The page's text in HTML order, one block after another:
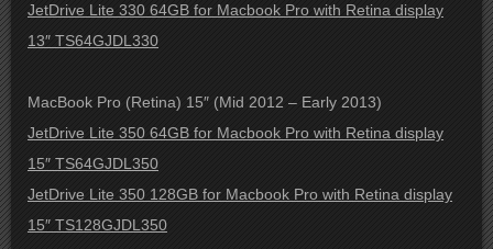
JetDrive Lite 330 64GB for Macbook Pro with Retina display
13″ TS64GJDL330
MacBook Pro (Retina) 15″ (Mid 2012 – Early 2013)
JetDrive Lite 350 64GB for Macbook Pro with Retina display
15″ TS64GJDL350
JetDrive Lite 350 128GB for Macbook Pro with Retina display
15″ TS128GJDL350